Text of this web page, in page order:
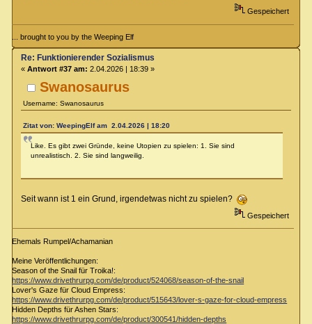
Gespeichert
... brought to you by the Weeping Elf
Swanosaurus
Username: Swanosaurus
Re: Funktionierender Sozialismus
« Antwort #37 am: 2.04.2026 | 18:39 »
Zitat von: WeepingElf am 2.04.2026 | 18:20
Like. Es gibt zwei Gründe, keine Utopien zu spielen: 1. Sie sind
unrealistisch. 2. Sie sind langweilig.
Seit wann ist 1 ein Grund, irgendetwas nicht zu spielen?
Gespeichert
Ehemals Rumpel/Achamanian
Meine Veröffentlichungen:
Season of the Snail für Troika!:
https://www.drivethrurpg.com/de/product/524068/season-of-the-snail
Lover's Gaze für Cloud Empress:
https://www.drivethrurpg.com/de/product/515643/lover-s-gaze-for-cloud-empress
Hidden Depths für Ashen Stars:
https://www.drivethrurpg.com/de/product/300541/hidden-depths